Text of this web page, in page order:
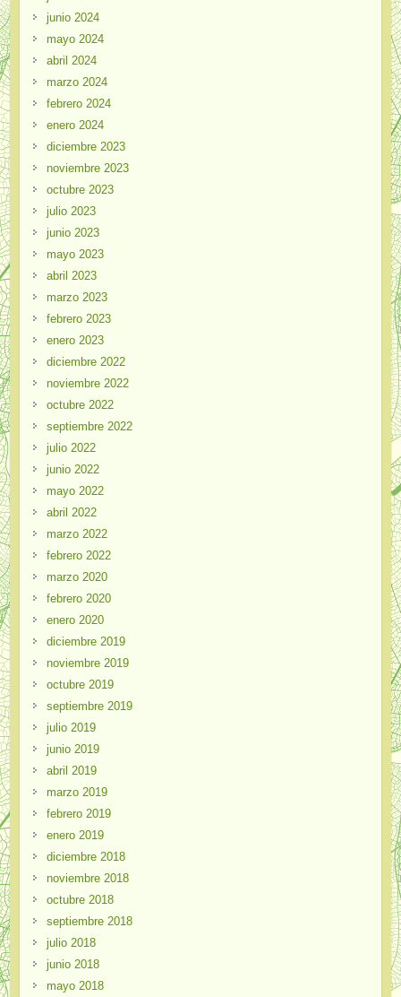
junio 2024
mayo 2024
abril 2024
marzo 2024
febrero 2024
enero 2024
diciembre 2023
noviembre 2023
octubre 2023
julio 2023
junio 2023
mayo 2023
abril 2023
marzo 2023
febrero 2023
enero 2023
diciembre 2022
noviembre 2022
octubre 2022
septiembre 2022
julio 2022
junio 2022
mayo 2022
abril 2022
marzo 2022
febrero 2022
marzo 2020
febrero 2020
enero 2020
diciembre 2019
noviembre 2019
octubre 2019
septiembre 2019
julio 2019
junio 2019
abril 2019
marzo 2019
febrero 2019
enero 2019
diciembre 2018
noviembre 2018
octubre 2018
septiembre 2018
julio 2018
junio 2018
mayo 2018